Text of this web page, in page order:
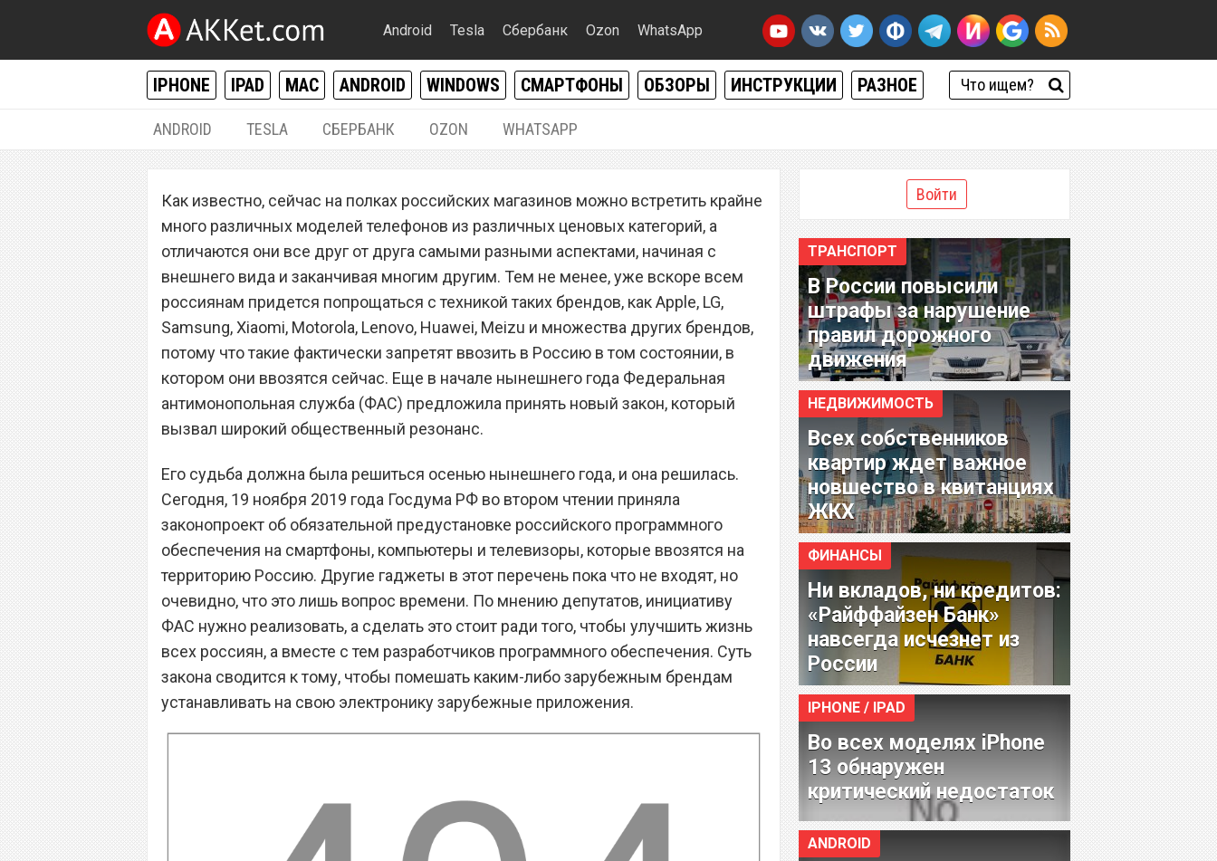
Android Tesla Сбербанк Ozon WhatsApp
IPHONE IPAD MAC ANDROID WINDOWS СМАРТФОНЫ ОБЗОРЫ ИНСТРУКЦИИ РАЗНОЕ
ANDROID TESLA СБЕРБАНК OZON WHATSAPP
Смартфоны Apple, Samsung, Xiaomi и
Huawei запретили в России
Как известно, сейчас на полках российских магазинов можно встретить крайне
много различных моделей телефонов из различных ценовых категорий, а
отличаются они все друг от друга самыми разными аспектами, начиная с
внешнего вида и заканчивая многим другим. Тем не менее, уже вскоре всем
россиянам придется попрощаться с техникой таких брендов, как Apple, LG,
Samsung, Xiaomi, Motorola, Lenovo, Huawei, Meizu и множества других брендов,
потому что такие фактически запретят ввозить в Россию в том состоянии, в
котором они ввозятся сейчас. Еще в начале нынешнего года Федеральная
антимонопольная служба (ФАС) предложила принять новый закон, который
вызвал широкий общественный резонанс.
Его судьба должна была решиться осенью нынешнего года, и она решилась.
Сегодня, 19 ноября 2019 года Госдума РФ во втором чтении приняла
законопроект об обязательной предустановке российского программного
обеспечения на смартфоны, компьютеры и телевизоры, которые ввозятся на
территорию Россию. Другие гаджеты в этот перечень пока что не входят, но
очевидно, что это лишь вопрос времени. По мнению депутатов, инициативу
ФАС нужно реализовать, а сделать это стоит ради того, чтобы улучшить жизнь
всех россиян, а вместе с тем разработчиков программного обеспечения. Суть
закона сводится к тому, чтобы помешать каким-либо зарубежным брендам
устанавливать на свою электронику зарубежные приложения.
Войти
ТРАНСПОРТ
В России повысили
штрафы за нарушение
правил дорожного
движения
НЕДВИЖИМОСТЬ
Всех собственников
квартир ждет важное
новшество в квитанциях
ЖКХ
ФИНАНСЫ
Ни вкладов, ни кредитов:
«Райффайзен Банк»
навсегда исчезнет из
России
IPHONE / IPAD
Во всех моделях iPhone
13 обнаружен
критический недостаток
ANDROID